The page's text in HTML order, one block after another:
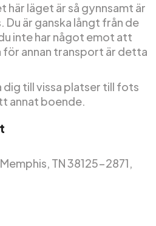
här läget är så gynnsamt är
är ganska långt från de
inte har något emot att
för annan transport är detta
till vissa platser till fots
annat boende.
TN 38125-2871,